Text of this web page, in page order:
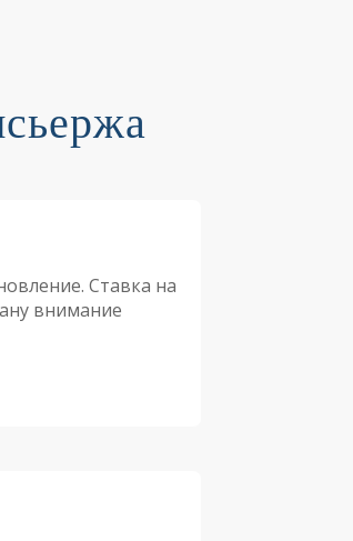
Ставка на
внимание